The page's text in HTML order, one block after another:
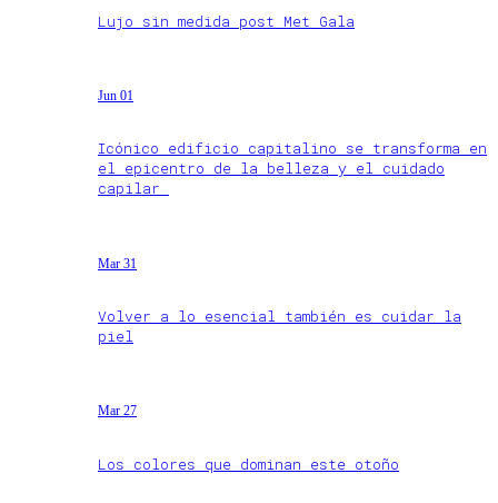
Lujo sin medida post Met Gala
Jun 01
Icónico edificio capitalino se transforma en
el epicentro de la belleza y el cuidado
capilar
Mar 31
Volver a lo esencial también es cuidar la
piel
Mar 27
Los colores que dominan este otoño